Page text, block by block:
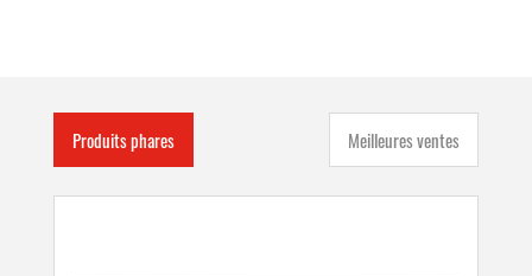
Produits phares Meilleures ventes